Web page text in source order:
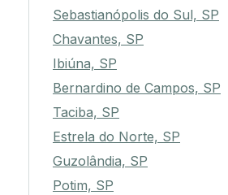
Sebastianópolis do Sul, SP
Chavantes, SP
Ibiúna, SP
Bernardino de Campos, SP
Taciba, SP
Estrela do Norte, SP
Guzolândia, SP
Potim, SP